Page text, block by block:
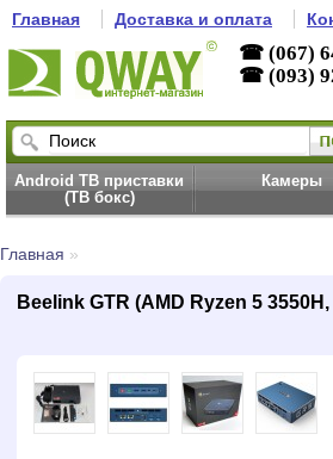
Главная Доставка и оплата
☎ (067)
☎ (093)
Android ТВ приставки
(ТВ бокс)
Камеры
Главная »
Beelink GTR (AMD Ryzen 5